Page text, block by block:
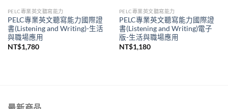
PELC專業英文聽寫能力
PELC專業英文聽寫能力國際證
書(Listening and Writing)-生活
與職場應用
NT$1,780
PELC專業英文聽寫能力
PELC專業英文聽寫能力國際證
書(Listening and Writing)電子
版-生活與職場應用
NT$1,180